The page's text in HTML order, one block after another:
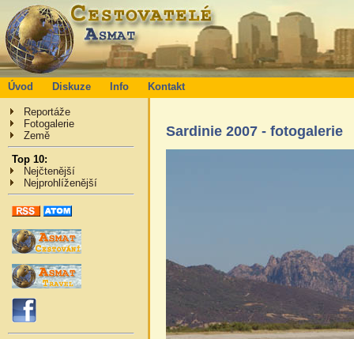
Úvod Diskuze Info Kontakt
Reportáže
Fotogalerie
Země
Top 10:
Nejčtenější
Nejprohlíženější
Sardinie 2007 - fotogalerie